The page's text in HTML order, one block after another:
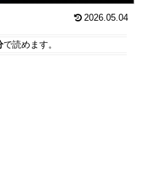
2026.05.04
で読めます。